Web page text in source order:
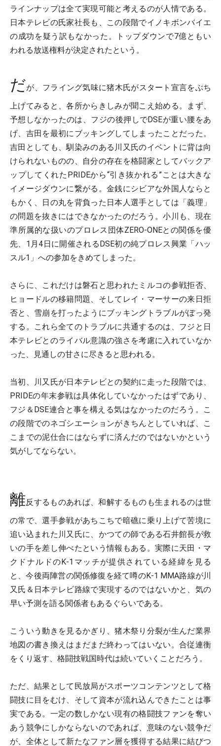
ラインナップは全て実現可能と考えるのが人情である。
日本テレビの氏家社長も、この段階でイノキボンバイエ
の成功を疑う訳もなかった。トップダウンで7億ともい
われる放送権料が決定されたという。
だが、フライング気味に猪木氏がスタート宣言をぶち
上げてみると、各所からきしみが聞こえ始める。まず、
予想しなかったのは、フジの後押しでDSEが重い腰をあ
げ、吉田を最初にブッキングしてしまったことだった。
吉田としても、馴染みのある川又氏のイベントに背は向
けられないものの、自分の存在を格闘家としてバックア
ップしてくれたPRIDEから“引き抜かれる”ことは大きな
イメージダウンに繋がる。金銭にシビアな外国人ならと
もかく、日の丸を背負った日本人選手としては「義理」
の問題を抜きにはできなかったのだろう。小川も、現在
準所属的な扱いのプロレス団体ZERO-ONEとの関係を優
先、1月4日に開催されるDSE初の純プロレス興業「ハッ
スル1」への参加をきめてしまった。
さらに、これだけは磐石と思われたミルコの参戦拒否、
ヒョードルの移籍問題、そしてレイ・マーサーの来日拒
否と、雪崩を打ったようにブッキングトラブルがぼっ発
する。これら全てのトラブルに共通するのは、フジと日
本テレビとのライバル意識の強さを考慮に入れていなか
った、見通しの甘さに尽きると思われる。
当初、川又氏が日本テレビとの契約に走った段階では、
PRIDEの年末参戦は具体化していなかったはずであり、
フジ＆DSE連合と事を構える気はなかったのだろう。こ
の段階でのネゴシエーションがきちんとしていれば、こ
こまでの泥仕合にはならずに済んだのではないかという
気がしてならない。
離反するものあれば、和解するものも生まれるのは世
の常で、選手参戦があちこちで暗礁に乗り上げて苦境に
追い込まれた川又氏に、かつての師である石井館長が救
いの手を差し伸べたという情報もある。実際に天田・マ
クドナルドのK-1マッチが提供されている経緯を見る
と、今後両陣営の関係修復を経て噂のK-1 MMA路線が川
又氏＆日本テレビ路線で実現するのではないかと、気の
早い予測を語る関係者もあるぐらいである。
こういう動きを見るかぎり、猪木祭り分裂が生んだ業界
地図の書き換えはまだまだ終わってはいない。合従連衡
をくり返す、格闘技戦国時代は続いていくことだろう。
ただ、結果として民放局がスポーツコンテンツとして格
闘技に目をむけ、そして資本が流れ込んできたことは事
実である。一定の数しかない現有の格闘技ファンを奪い
あう競争にしかならないのであれば、意味のない競争だ
が、全体として新たなファン層を獲得する結果に結びつ